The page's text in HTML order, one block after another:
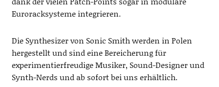
Euroracksysteme integrieren.
Die Synthesizer von Sonic Smith werden in Polen
hergestellt und sind eine Bereicherung für
experimentierfreudige Musiker, Sound-Designer und
Synth-Nerds und ab sofort bei uns erhältlich.